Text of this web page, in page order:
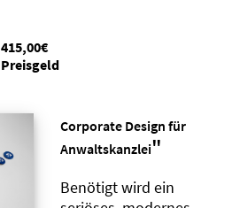
415,00€
Preisgeld
Corporate Design für
Anwaltskanzlei"
Benötigt wird ein